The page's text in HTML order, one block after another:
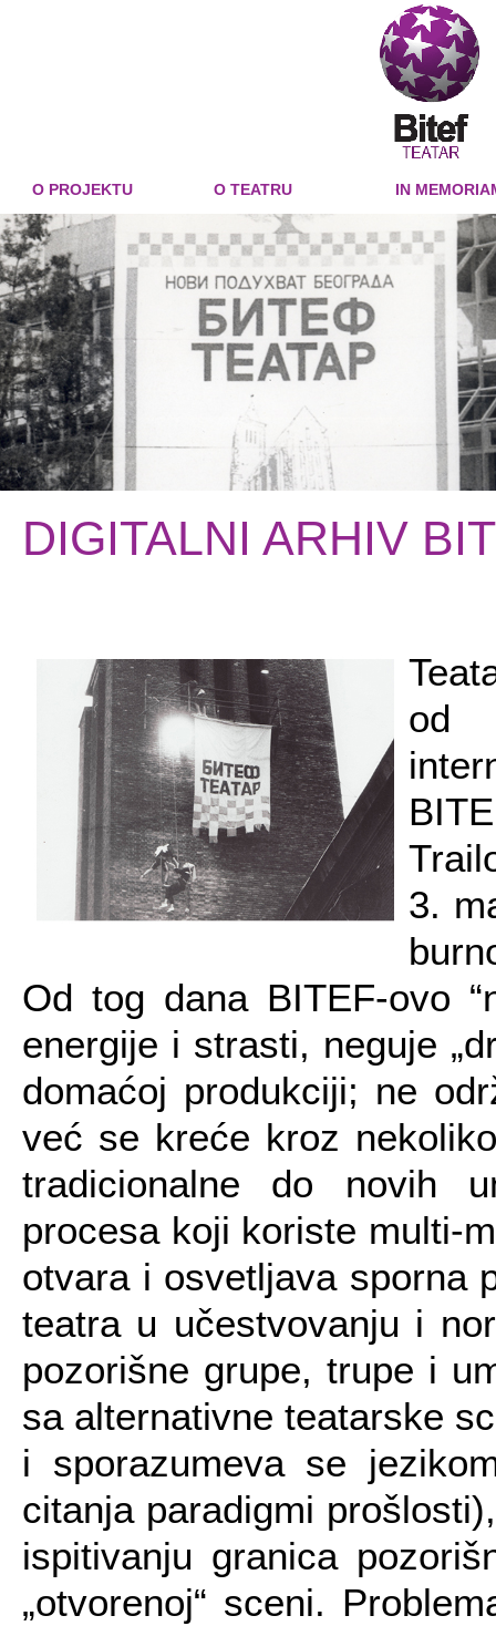
O PROJEKTU O TEATRU IN
DIGITALNI ARHIV
od
3.
Od tog dana BITEF-ovo
energije i strasti, neguje
domaćoj produkciji; ne
već se kreće kroz
tradicionalne do novih
procesa koji koriste multi-
otvara i osvetljava sporna
teatra u učestvovanju i
pozorišne grupe, trupe i
sa alternativne teatarske
i sporazumeva se
citanja paradigmi
ispitivanju granica
„otvorenoj“ sceni.